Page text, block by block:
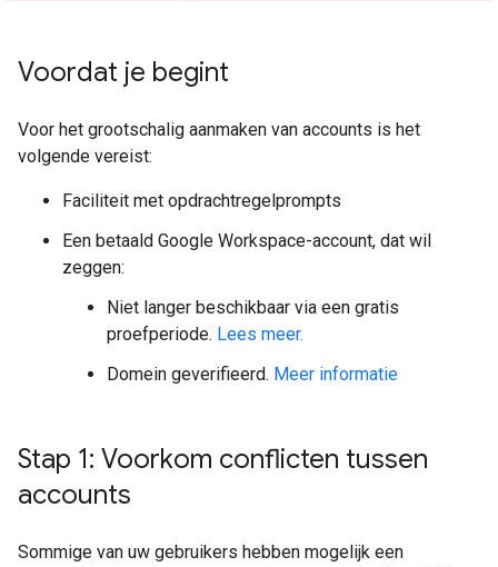
Voordat je begint
Voor het grootschalig aanmaken van accounts is het
volgende vereist:
Faciliteit met opdrachtregelprompts
Een betaald Google Workspace-account, dat wil
zeggen:
Niet langer beschikbaar via een gratis
proefperiode. Lees meer.
Domein geverifieerd. Meer informatie
Stap 1: Voorkom conflicten tussen
accounts
Sommige van uw gebruikers hebben mogelijk een